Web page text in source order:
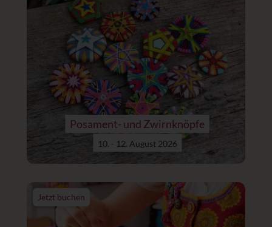
Posament- und Zwirnknöpfe
10. - 12. August 2026
Jetzt buchen